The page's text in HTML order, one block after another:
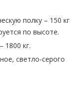
полку – 150 кг
по высоте.
1800 кг.
светло-серого